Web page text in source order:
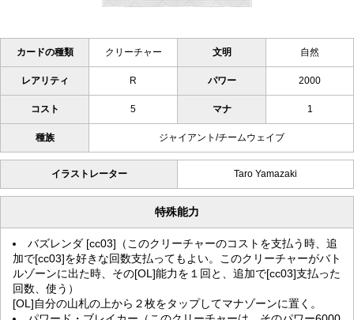
カードの種類 クリーチャー 文明 自然
レアリティ R パワー 2000
コスト 5 マナ 1
種族 ジャイアント/チームウェイブ
イラストレーター Taro Yamazaki
特殊能力
バズレンダ [cc03]（このクリーチャーのコストを支払う時、追
加で[cc03]を好きな回数支払ってもよい。このクリーチャーがバト
ルゾーンに出た時、その[OL]能力を１回と、追加で[cc03]支払った
回数、使う）
[OL]自分の山札の上から２枚をタップしてマナゾーンに置く。